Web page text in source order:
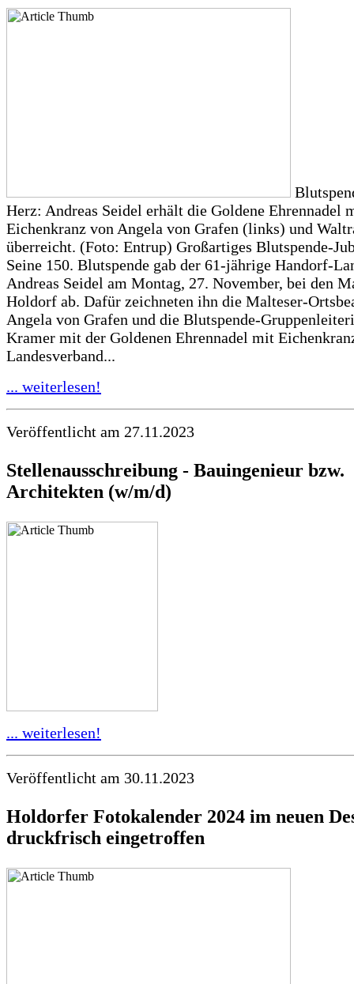
Herz: Andreas Seidel erhält die Goldene Ehrennadel
Eichenkranz von Angela von Grafen (links) und
überreicht. (Foto: Entrup) Großartiges Blutspende-
Seine 150. Blutspende gab der 61-jährige Handorf-
Andreas Seidel am Montag, 27. November, bei den
Holdorf ab. Dafür zeichneten ihn die Malteser-
Angela von Grafen und die Blutspende-
Kramer mit der Goldenen Ehrennadel mit
Landesverband...
... weiterlesen!
Veröffentlicht am 27.11.2023
Stellenausschreibung - Bauingenieur bzw.
Architekten (w/m/d)
... weiterlesen!
Veröffentlicht am 30.11.2023
Holdorfer Fotokalender 2024 im neuen
druckfrisch eingetroffen